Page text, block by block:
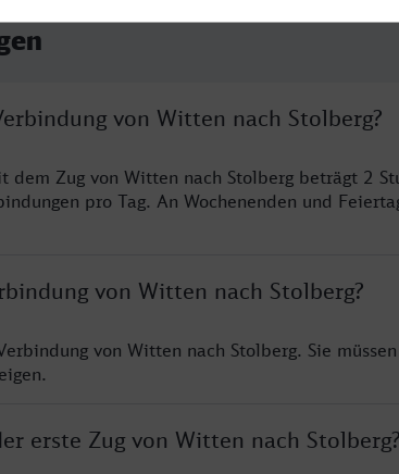
von Witten nach Stolberg?
dem Zug von Witten nach Stolberg beträgt 2
pro Tag. An Wochenenden und
von Witten nach Stolberg?
von Witten nach Stolberg. Sie
erste Zug von Witten nach Stolberg?